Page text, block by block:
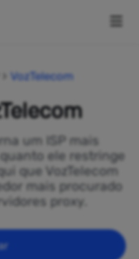
VozTelecom
um ISP mais
ele restringe
que VozTelecom
mais procurado
proxy.